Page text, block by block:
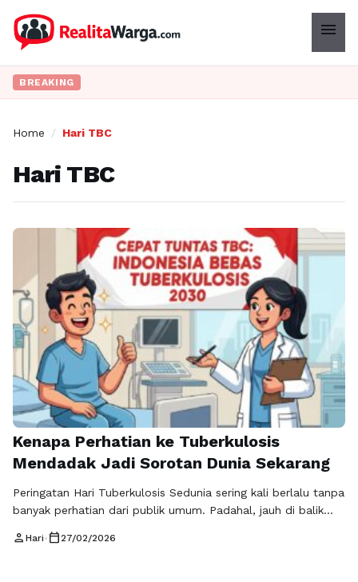
menu
BREAKING
Home / Hari TBC
Hari TBC
Kenapa Perhatian ke Tuberkulosis
Mendadak Jadi Sorotan Dunia Sekarang
Peringatan Hari Tuberkulosis Sedunia sering kali berlalu tanpa
banyak perhatian dari publik umum. Padahal, jauh di balik
kesehatan global yang mematikan. Setiap tahunnya,
person Hari• calendar_today 27/02/2026